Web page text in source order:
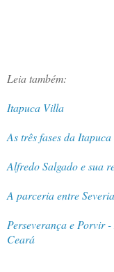
Leia também:
Itapuca Villa
As três fases da
Alfredo Salgado e sua
A parceria entre
Perseverança e Porvir
Ceará